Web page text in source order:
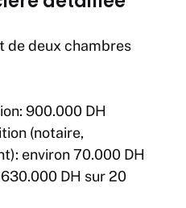
de deux chambres
900.000 DH
(notaire,
environ 70.000 DH
DH sur 20